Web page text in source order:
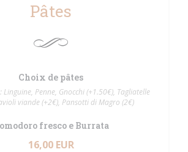
Pâtes
Choix de pâtes
Linguine, Penne, Gnocchi (+1.50€), Tagliatelle
viande (+2€), Pansotti di Magro (2€)
fresco e Burrata
16,00 EUR